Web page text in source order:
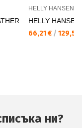
HELLY HANSEN
HELLY
66,21 € / 129,50
ни?